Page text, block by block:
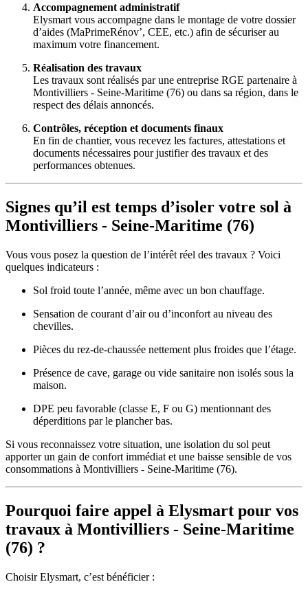
Accompagnement administratif
Elysmart vous accompagne dans le montage de votre dossier
d’aides (MaPrimeRénov’, CEE, etc.) afin de sécuriser au
maximum votre financement.
Réalisation des travaux
Les travaux sont réalisés par une entreprise RGE partenaire à
Montivilliers - Seine-Maritime (76) ou dans sa région, dans le
respect des délais annoncés.
Contrôles, réception et documents finaux
En fin de chantier, vous recevez les factures, attestations et
documents nécessaires pour justifier des travaux et des
performances obtenues.
Signes qu’il est temps d’isoler votre sol à
Montivilliers - Seine-Maritime (76)
Vous vous posez la question de l’intérêt réel des travaux ? Voici
quelques indicateurs :
Sol froid toute l’année, même avec un bon chauffage.
Sensation de courant d’air ou d’inconfort au niveau des
chevilles.
Pièces du rez-de-chaussée nettement plus froides que l’étage.
Présence de cave, garage ou vide sanitaire non isolés sous la
maison.
DPE peu favorable (classe E, F ou G) mentionnant des
déperditions par le plancher bas.
Si vous reconnaissez votre situation, une isolation du sol peut
apporter un gain de confort immédiat et une baisse sensible de vos
consommations à Montivilliers - Seine-Maritime (76).
Pourquoi faire appel à Elysmart pour vos
travaux à Montivilliers - Seine-Maritime
(76) ?
Choisir Elysmart, c’est bénéficier :